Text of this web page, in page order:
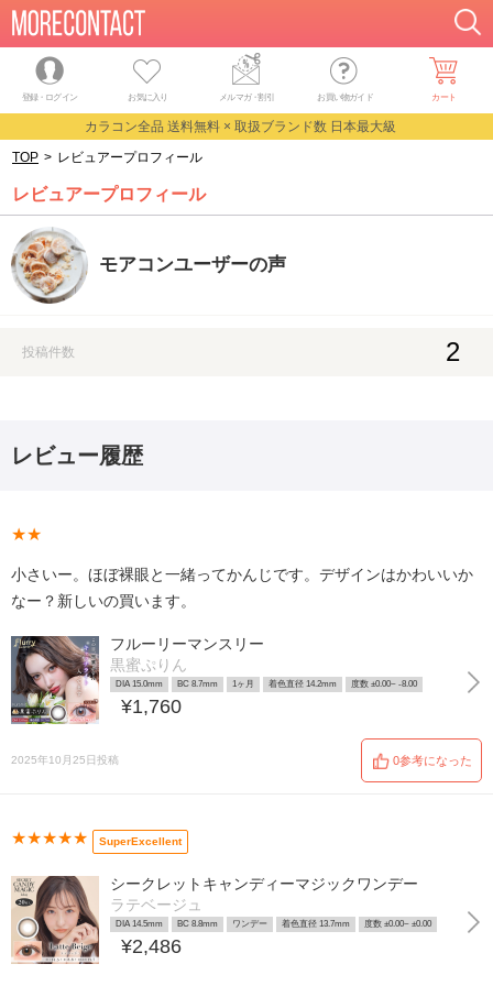
登録・ログイン お気に入り メルマガ・割引 お買い物ガイド カート
カラコン全品 送料無料 × 取扱ブランド数 日本最大級
TOP > レビュアープロフィール
レビュアープロフィール
モアコンユーザーの声
投稿件数 2
レビュー履歴
★★
小さいー。ほぼ裸眼と一緒ってかんじです。デザインはかわいいか
なー？新しいの買います。
フルーリーマンスリー
黒蜜ぷりん
DIA 15.0mm BC 8.7mm 1ヶ月 着色直径 14.2mm 度数 ±0.00~ -8.00
¥1,760
2025年10月25日投稿 0参考になった
★★★★★ SuperExcellent
シークレットキャンディーマジックワンデー
ラテベージュ
DIA 14.5mm BC 8.8mm ワンデー 着色直径 13.7mm 度数 ±0.00~ ±0.00
¥2,486